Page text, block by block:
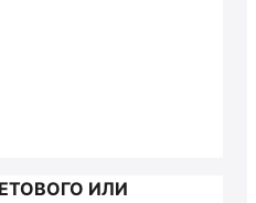
ИЛИ